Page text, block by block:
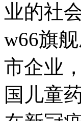
业的社
w66旗
市企业
国儿童